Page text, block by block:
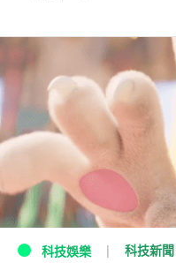
科技娛樂 科技新聞